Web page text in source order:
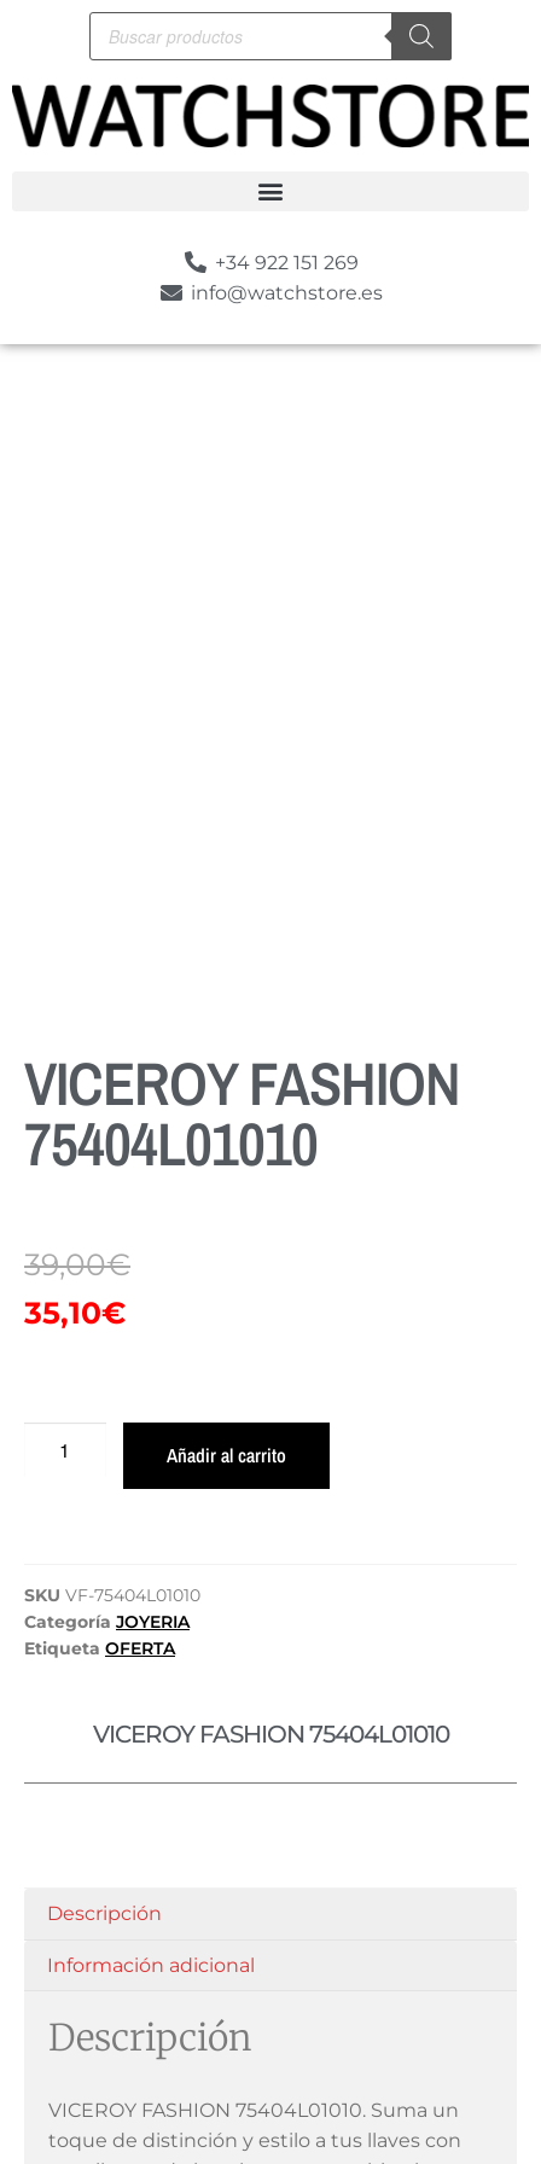
+34 922 151 269
info@watchstore.es
VICEROY FASHION
75404L01010
39,00€
35,10€
Añadir al carrito
SKU VF-75404L01010
Categoría JOYERIA
Etiqueta OFERTA
VICEROY FASHION 75404L01010
Descripción
Información adicional
Descripción
VICEROY FASHION 75404L01010. Suma un
toque de distinción y estilo a tus llaves con